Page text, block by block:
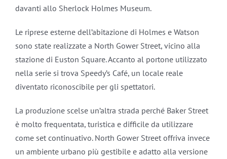
davanti allo Sherlock Holmes Museum.
Le riprese esterne dell’abitazione di Holmes e Watson
sono state realizzate a North Gower Street, vicino alla
stazione di Euston Square. Accanto al portone utilizzato
nella serie si trova Speedy’s Café, un locale reale
diventato riconoscibile per gli spettatori.
La produzione scelse un’altra strada perché Baker Street
è molto frequentata, turistica e difficile da utilizzare
come set continuativo. North Gower Street offriva invece
un ambiente urbano più gestibile e adatto alla versione